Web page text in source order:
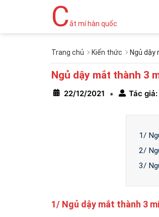
Cắt mí hàn quốc
Trang chủ Kiến thức Ngủ dậy
Ngủ dậy mắt thành 3
22/12/2021 * Tác giả:
1/
2/
3/
1/ Ngủ dậy mắt thành 3